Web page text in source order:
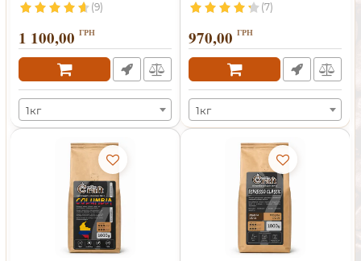
(9)
1 100,00 ГРН
1кг
(7)
970,00 ГРН
1кг